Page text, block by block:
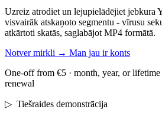
Uzreiz atrodiet un lejupielādējiet jebkura
visvairāk atskaņoto segmentu - vīrusu
atkārtoti skatās, saglabājot MP4 formātā.
Notver mirkli → Man jau ir konts
One-off from €5 · month, year, or
renewal
▷ Tiešraides demonstrācija